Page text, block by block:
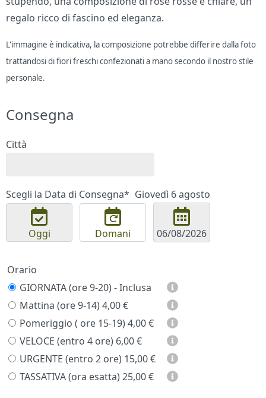
regalo ricco di fascino ed eleganza.
L'immagine è indicativa, la composizione potrebbe differire dalla foto
trattandosi di fiori freschi confezionati a mano secondo il nostro stile
personale.
Consegna
Città
Scegli la Data di Consegna* Giovedì 6 agosto
Oggi Domani
Orario
GIORNATA (ore 9-20) - Inclusa
Mattina (ore 9-14) 4,00 €
Pomeriggio ( ore 15-19) 4,00 €
VELOCE (entro 4 ore) 6,00 €
URGENTE (entro 2 ore) 15,00 €
TASSATIVA (ora esatta) 25,00 €